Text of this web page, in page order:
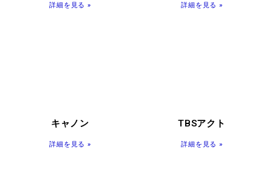
詳細を見る » 詳細を見る »
キャノン
詳細を見る »
TBSアクト
詳細を見る »